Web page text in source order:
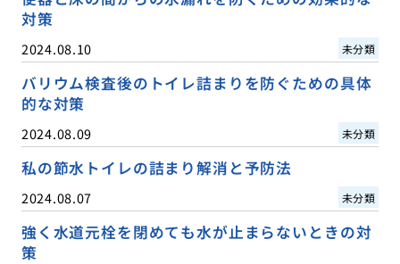
対策
2024.08.10 未分類
バリウム検査後のトイレ詰まりを防ぐための具体
的な対策
2024.08.09 未分類
私の節水トイレの詰まり解消と予防法
2024.08.07 未分類
強く水道元栓を閉めても水が止まらないときの対
策